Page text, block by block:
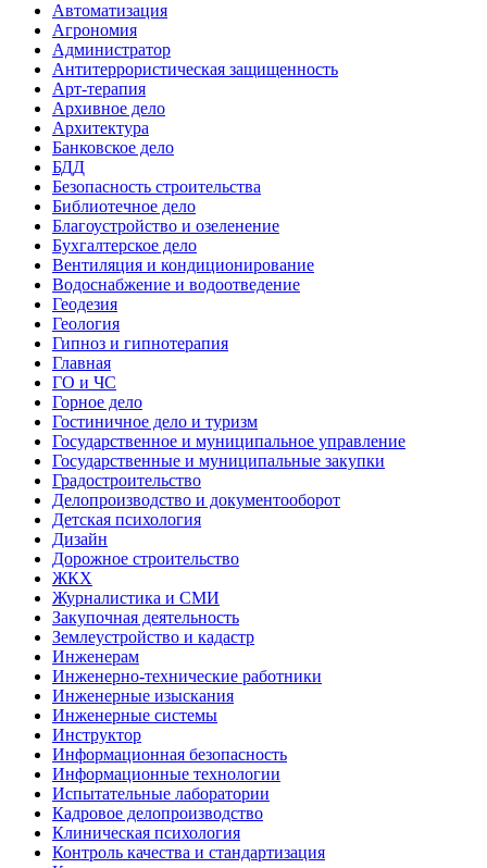
Автоматизация
Агрономия
Администратор
Антитеррористическая защищенность
Арт-терапия
Архивное дело
Архитектура
Банковское дело
БДД
Безопасность строительства
Библиотечное дело
Благоустройство и озеленение
Бухгалтерское дело
Вентиляция и кондиционирование
Водоснабжение и водоотведение
Геодезия
Геология
Гипноз и гипнотерапия
Главная
ГО и ЧС
Горное дело
Гостиничное дело и туризм
Государственное и муниципальное управление
Государственные и муниципальные закупки
Градостроительство
Делопроизводство и документооборот
Детская психология
Дизайн
Дорожное строительство
ЖКХ
Журналистика и СМИ
Закупочная деятельность
Землеустройство и кадастр
Инженерам
Инженерно-технические работники
Инженерные изыскания
Инженерные системы
Инструктор
Информационная безопасность
Информационные технологии
Испытательные лаборатории
Кадровое делопроизводство
Клиническая психология
Контроль качества и стандартизация